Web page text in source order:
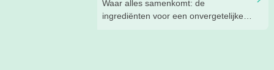
zomervakantie!
Waar alles samenkomt: de
ingrediënten voor een onvergetelijke